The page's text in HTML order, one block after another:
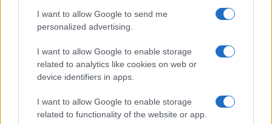
I want to allow Google to send me
personalized advertising.
I want to allow Google to enable storage
related to analytics like cookies on web or
device identifiers in apps.
I want to allow Google to enable storage
related to functionality of the website or app.
Il nuovo singolo di Sayanbull e Sinomine esplora le
contraddizioni dell’amore
Sferisterio Live + 2026: Il Cartellone Completo dei
Concerti a Macerata